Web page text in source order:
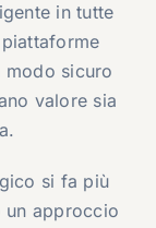
in tutte
modo sicuro
valore sia
si fa più
un approccio